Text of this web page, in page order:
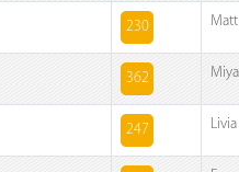
230
362
247